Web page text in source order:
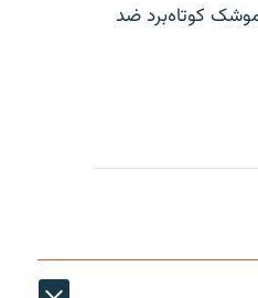
کوتاه‌برد ضد